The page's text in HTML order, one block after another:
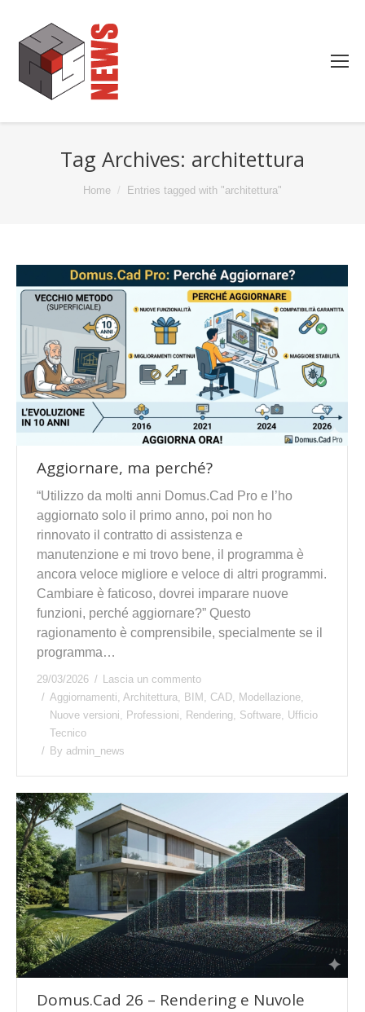
Tag Archives: architettura
You are here:Home Entries tagged with "architettura"
Aggiornare, ma perché?
“Utilizzo da molti anni Domus.Cad Pro e l’ho
aggiornato solo il primo anno, poi non ho
rinnovato il contratto di assistenza e
manutenzione e mi trovo bene, il programma è
ancora veloce migliore e veloce di altri programmi.
Cambiare è faticoso, dovrei imparare nuove
funzioni, perché aggiornare?” Questo
ragionamento è comprensibile, specialmente se il
programma…
29/03/2026
Lascia un commento
Aggiornamenti, Architettura, BIM , CAD, Modellazione,
Nuove versioni, Professioni, Rendering, Software, Ufficio
Tecnico
By admin_news
Domus.Cad 26 – Rendering e Nuvole